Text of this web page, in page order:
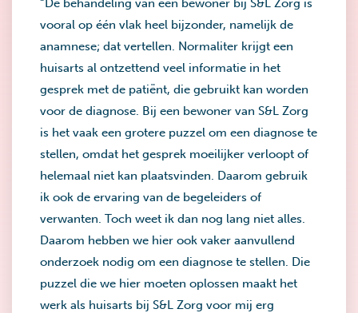
“De behandeling van een bewoner bij S&L Zorg is
vooral op één vlak heel bijzonder, namelijk de
anamnese; dat vertellen. Normaliter krijgt een
huisarts al ontzettend veel informatie in het
gesprek met de patiënt, die gebruikt kan worden
voor de diagnose. Bij een bewoner van S&L Zorg
is het vaak een grotere puzzel om een diagnose te
stellen, omdat het gesprek moeilijker verloopt of
helemaal niet kan plaatsvinden. Daarom gebruik
ik ook de ervaring van de begeleiders of
verwanten. Toch weet ik dan nog lang niet alles.
Daarom hebben we hier ook vaker aanvullend
onderzoek nodig om een diagnose te stellen. Die
puzzel die we hier moeten oplossen maakt het
werk als huisarts bij S&L Zorg voor mij erg